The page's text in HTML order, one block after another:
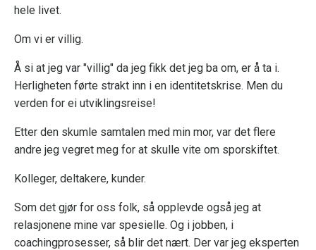
hele livet.
Om vi er villig.
Å si at jeg var "villig" da jeg fikk det jeg ba om, er å ta i.
Herligheten førte strakt inn i en identitetskrise. Men du
verden for ei utviklingsreise!
Etter den skumle samtalen med min mor, var det flere
andre jeg vegret meg for at skulle vite om sporskiftet.
Kolleger, deltakere, kunder.
Som det gjør for oss folk, så opplevde også jeg at
relasjonene mine var spesielle. Og i jobben, i
coachingprosesser, så blir det nært. Der var jeg eksperten